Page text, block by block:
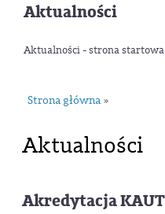
Aktualności
Aktualności - strona startowa
Strona główna »
Aktualności
Akredytacja